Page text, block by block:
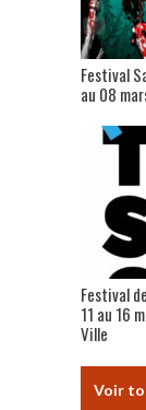
Festival
au 08
Festival
11 au 16
Ville
Voir